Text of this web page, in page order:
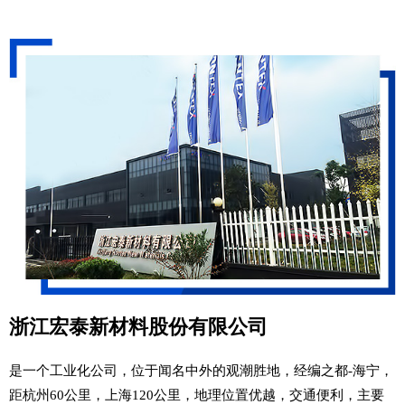
浙江宏泰新材料股份有限公司
是一个工业化公司，位于闻名中外的观潮胜地，经编之都-海宁，
距杭州60公里，上海120公里，地理位置优越，交通便利，主要